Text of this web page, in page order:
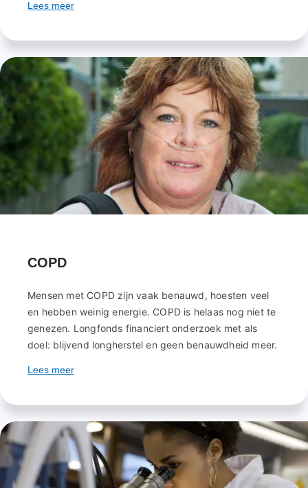
Lees meer
COPD
Mensen met COPD zijn vaak benauwd, hoesten veel
en hebben weinig energie. COPD is helaas nog niet te
genezen. Longfonds financiert onderzoek met als
doel: blijvend longherstel en geen benauwdheid meer.
Lees meer